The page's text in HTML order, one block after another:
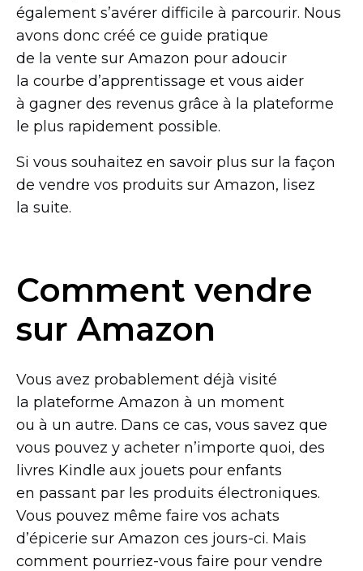
également s’avérer difficile à parcourir. Nous
avons donc créé ce guide pratique
de la vente sur Amazon pour adoucir
la courbe d’apprentissage et vous aider
à gagner des revenus grâce à la plateforme
le plus rapidement possible.
Si vous souhaitez en savoir plus sur la façon
de vendre vos produits sur Amazon, lisez
la suite.
Comment vendre
sur Amazon
Vous avez probablement déjà visité
la plateforme Amazon à un moment
ou à un autre. Dans ce cas, vous savez que
vous pouvez y acheter n’importe quoi, des
livres Kindle aux jouets pour enfants
en passant par les produits électroniques.
Vous pouvez même faire vos achats
d’épicerie sur Amazon ces jours-ci. Mais
comment pourriez-vous faire pour vendre